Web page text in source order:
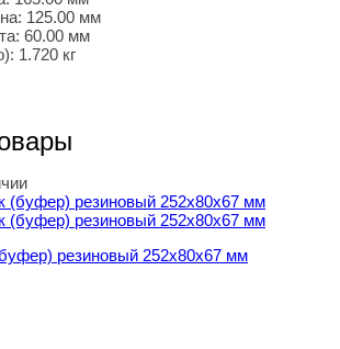
125.00 мм
60.00 мм
1.720 кг
резиновый 252х80х67 мм
резиновый 252х80х67 мм